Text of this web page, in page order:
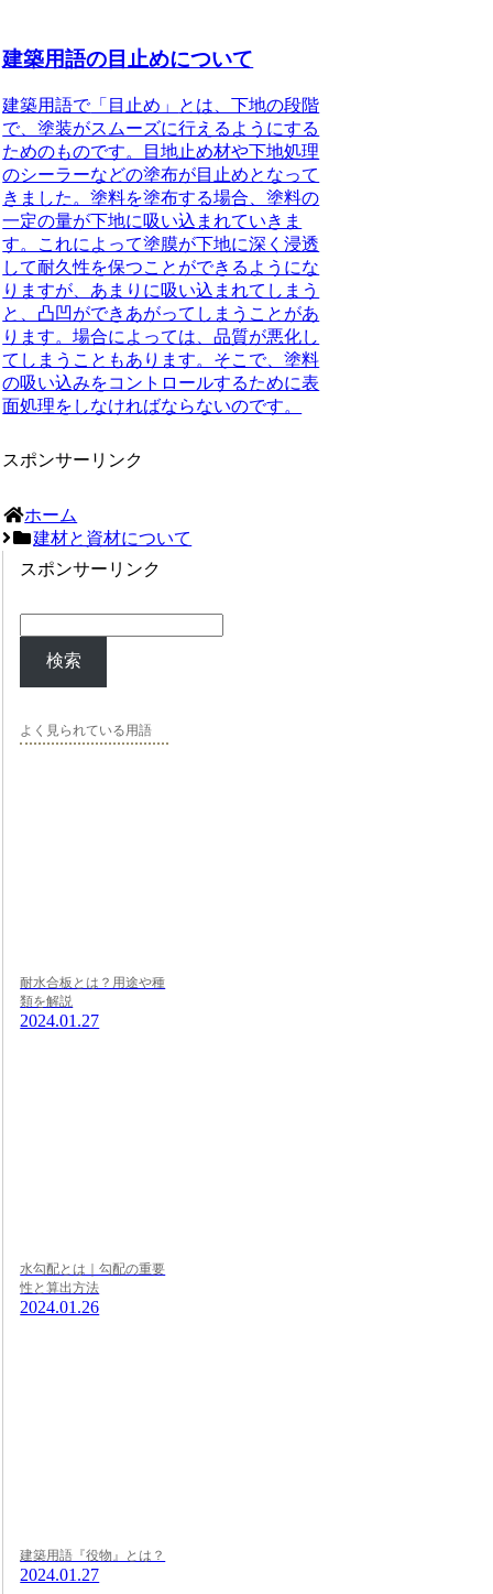
建築用語の目止めについて
建築用語で「目止め」
とは、下地の段階
で、塗装がスムーズに行えるようにする
ためのものです。目地止め材や下地処理
のシーラーなどの塗布が目止めとなって
きました。塗料を塗布する場合、塗料の
一定の量が下地に吸い込まれていきま
す。これによって塗膜が下地に深く浸透
して耐久性を保つことができるようにな
りますが、あまりに吸い込まれてしまう
と、凸凹ができあがってしまうことがあ
ります。場合によっては、品質が悪化し
てしまうこともあります。そこで、塗料
の吸い込みをコントロールするために表
面処理をしなければならないのです。
スポンサーリンク
ホーム
建材と資材について
スポンサーリンク
検索
よく見られている用語
耐水合板とは？用途や種
類を解説
2024.01.27
水勾配とは｜勾配の重要
性と算出方法
2024.01.26
建築用語『役物』とは？
2024.01.27